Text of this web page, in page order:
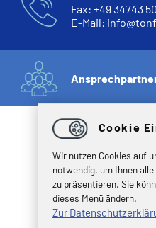
Fax: +49 34743
E-Mail: info@
Cookie
Wir nutzen Cookies auf
notwendig, um Ihnen
zu präsentieren. Sie
dieses Menü ändern.
Zur